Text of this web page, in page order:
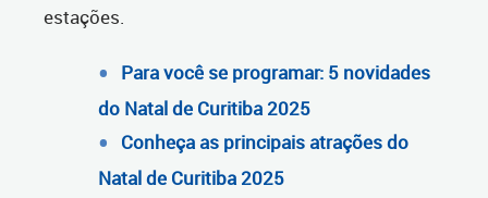
estações.
Para você se programar: 5 novidades
do Natal de Curitiba 2025
Conheça as principais atrações do
Natal de Curitiba 2025